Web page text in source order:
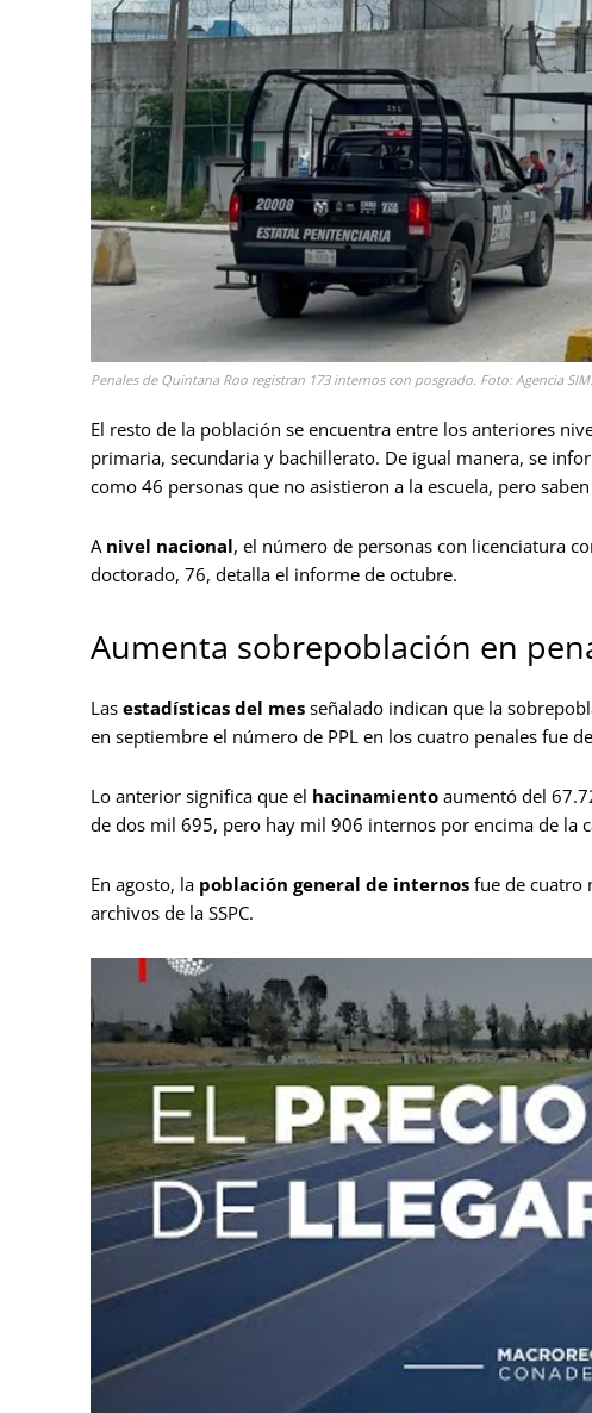
Penales de Quintana Roo registran 173 internos con posgrado. Foto: Agencia SIM.
El resto de la población se encuentra entre los anteriores
primaria, secundaria y bachillerato. De igual manera, se
como 46 personas que no asistieron a la escuela, pero
A nivel nacional, el número de personas con licenciatura
doctorado, 76, detalla el informe de octubre.
Aumenta sobrepoblación en
Las estadísticas del mes señalado indican que la
en septiembre el número de PPL en los cuatro penales fue
Lo anterior significa que el hacinamiento aumentó del
de dos mil 695, pero hay mil 906 internos por encima de la
En agosto, la población general de internos fue de cuatro
archivos de la SSPC.